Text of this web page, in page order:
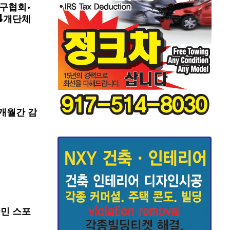
협회·
단체
월간 감
스포